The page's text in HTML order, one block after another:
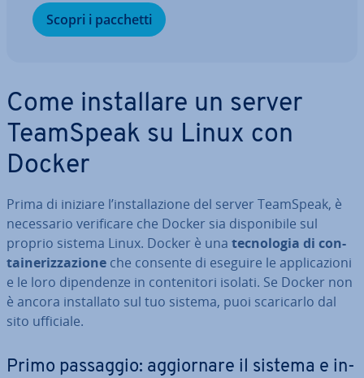
Scopri i pacchetti
Come in­stal­la­re un server
TeamSpeak su Linux con
Docker
Prima di iniziare l’in­stal­la­zio­ne del server TeamSpeak, è
ne­ces­sa­rio ve­ri­fi­ca­re che Docker sia di­spo­ni­bi­le sul
proprio sistema Linux. Docker è una tec­no­lo­gia di con­
tai­ne­riz­za­zio­ne che consente di eseguire le ap­pli­ca­zio­ni
e le loro di­pen­den­ze in con­te­ni­to­ri isolati. Se Docker non
è ancora in­stal­la­to sul tuo sistema, puoi sca­ri­car­lo dal
sito ufficiale.
Primo passaggio: ag­gior­na­re il sistema e in­